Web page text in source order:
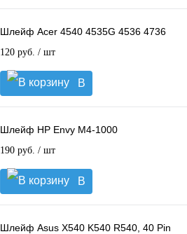
Шлейф Acer 4540 4535G 4536 4736
120 руб. / шт
В
корзину
Шлейф HP Envy M4-1000
190 руб. / шт
В
корзину
Шлейф Asus X540 K540 R540, 40 Pin